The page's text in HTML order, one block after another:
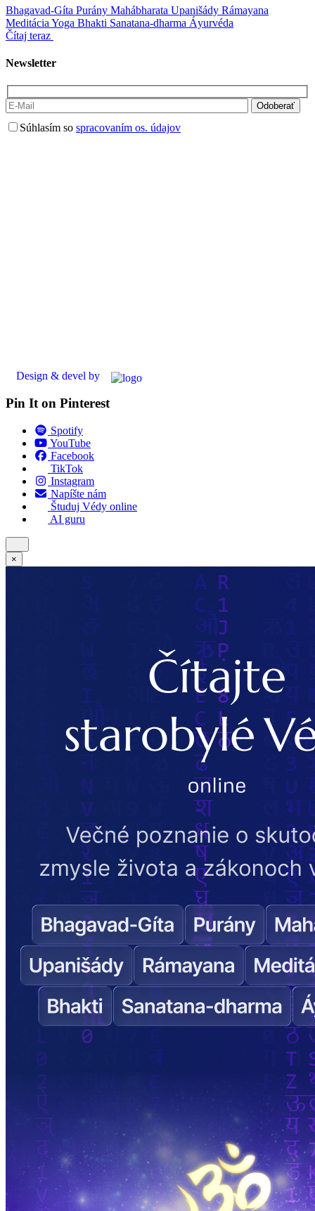
Bhagavad-Gíta Purány Mahábharata Upanišády Rámayana
Meditácia Yoga Bhakti Sanatana-dharma Áyurvéda
Čítaj teraz
Newsletter
Súhlasím so spracovaním os. údajov
Design & devel by
Pin It on Pinterest
Spotify
YouTube
Facebook
TikTok
Instagram
Napíšte nám
Študuj Védy online
AI guru
×